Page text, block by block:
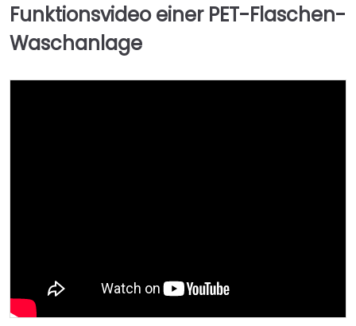
Funktionsvideo einer PET-Flaschen-
Waschanlage